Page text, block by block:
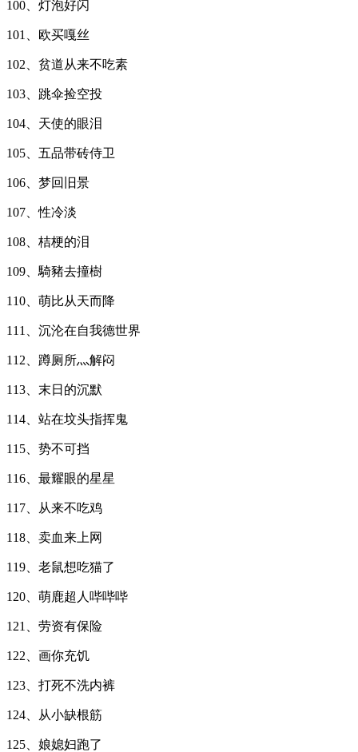
100、灯泡好闪
101、欧买嘎丝
102、贫道从来不吃素
103、跳伞捡空投
104、天使的眼泪
105、五品带砖侍卫
106、梦回旧景
107、性冷淡
108、桔梗的泪
109、騎豬去撞樹
110、萌比从天而降
111、沉沦在自我德世界
112、蹲厕所灬解闷
113、末日的沉默
114、站在坟头指挥鬼
115、势不可挡
116、最耀眼的星星
117、从来不吃鸡
118、卖血来上网
119、老鼠想吃猫了
120、萌鹿超人哔哔哔
121、劳资有保险
122、画你充饥
123、打死不洗内裤
124、从小缺根筋
125、娘媳妇跑了